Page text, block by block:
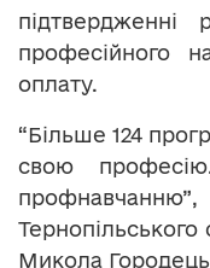
підтвердженні
професійного
оплату.
“Більше 124
свою
Тернопільського
Микола